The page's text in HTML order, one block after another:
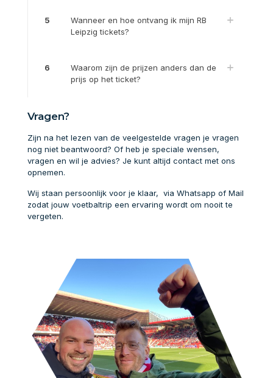
5
Wanneer en hoe ontvang ik mijn RB
Leipzig tickets?
6
Waarom zijn de prijzen anders dan de
prijs op het ticket?
Vragen?
Zijn na het lezen van de veelgestelde vragen je vragen
nog niet beantwoord? Of heb je speciale wensen,
vragen en wil je advies? Je kunt altijd contact met ons
opnemen.
Wij staan persoonlijk voor je klaar, via Whatsapp of Mail
zodat jouw voetbaltrip een ervaring wordt om nooit te
vergeten.